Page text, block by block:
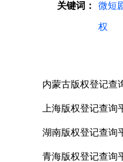
关键词：
微短
权
内蒙古版权登记查
上海版权登记查询
湖南版权登记查询
青海版权登记查询